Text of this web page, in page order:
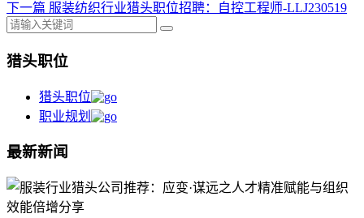
下一篇 服装纺织行业猎头职位招聘：自控工程师-LLJ230519
猎头职位
猎头职位
职业规划
最新新闻